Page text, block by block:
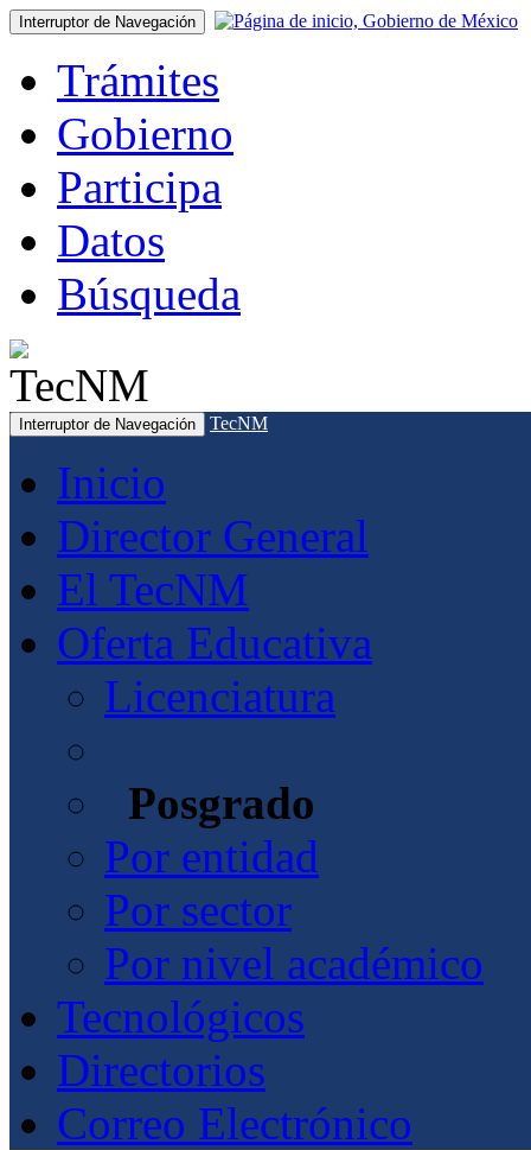
Interruptor de Navegación
Trámites
Gobierno
Participa
Datos
Búsqueda
Interruptor de Navegación TecNM
Inicio
Director General
El TecNM
Oferta Educativa
Licenciatura
Posgrado
Por entidad
Por sector
Por nivel académico
Tecnológicos
Directorios
Correo Electrónico